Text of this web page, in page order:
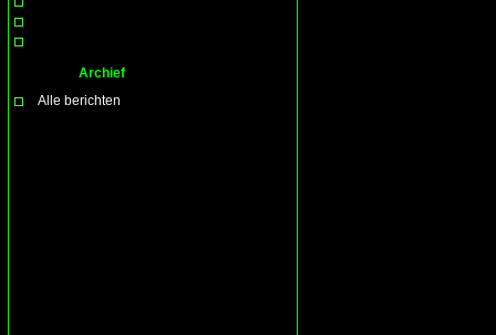
Archief
Alle berichten